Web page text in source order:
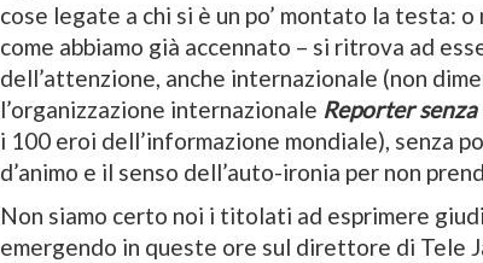
cose legate a chi si è un po’ montato la testa:
come abbiamo già accennato – si ritrova ad
dell’attenzione, anche internazionale (non
l’organizzazione internazionale Reporter
i 100 eroi dell’informazione mondiale), senza
d’animo e il senso dell’auto-ironia per non
Non siamo certo noi i titolati ad esprimere
emergendo in queste ore sul direttore di Tele